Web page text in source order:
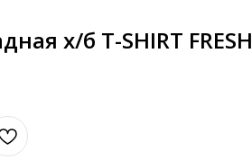
х/б T-SHIRT FRESH